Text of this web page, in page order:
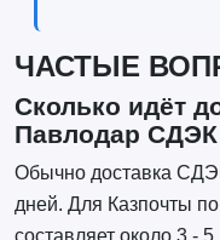
ЧАСТЫЕ
Сколько идёт
Павлодар СДЭК
Обычно доставка
дней. Для Казпочты